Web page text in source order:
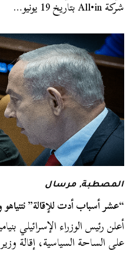
شركة All•in بتاريخ 19 يونيو…
المصطبة,مرسال
“عشر أسباب أدت للإقالة”
أعلن رئيس الوزراء الإسرائيلي
على الساحة السياسية، إقالة